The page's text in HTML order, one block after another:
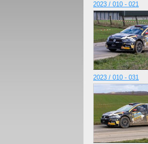
2023 / 010 - 021
2023 / 010 - 031